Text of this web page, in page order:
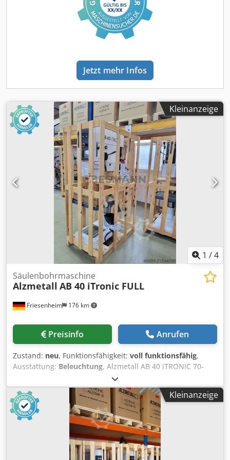
Kühlmitteleinrichtung B Sofort ab Lager verfügbar
Jetzt mehr Infos
Kleinanzeige
1 /4
Friesenheim 176 km
Säulenbohrmaschine
Alzmetall AB 40 iTronic FULL
Preisinfo Anrufen
Zustand: neu, Funktionsfähigkeit: voll funktionsfähig,
Ausstattung: Beleuchtung, Alzmetall AB 40 iTRONIC 70-
4000U/min Säulenbohrmaschine Zustand: neu
Bohrvermögen Stahl E335 (ST 60) : 50 mm
Gewindeschneiden Stahl: E335 (ST 60): M 30
Spindelaufnahme: MK 4 Spindelhub: 160 mm Ausladung:
300 mm Säulendurchmesser: 145 mm SpindeldrehzahlL
U/MIN: 70 – 4.000 Dodsy S Aryspfx An Eekr Leistung: 1,8 /
2,9 KW Ausstattung: 7“ TFT – LCD-Display mit Touch-
Funktion Gewindeschneideinrichtung Drehzahleinstellung
Kleinanzeige